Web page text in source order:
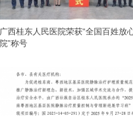
广西桂东人民医院荣获“全国百姓放
院”称号